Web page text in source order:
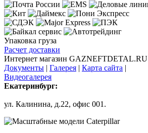
Упаковка груза
Расчет доставки
Интернет магазин GAZNEFTDETAL.RU
Документы | Галерея | Карта сайта |
Видеогалерея
Екатеринбург:
ул. Калинина, д.22, офис 001.